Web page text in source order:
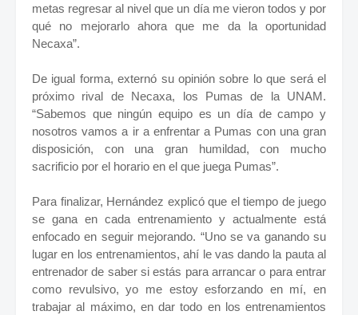
metas regresar al nivel que un día me vieron todos y por
qué no mejorarlo ahora que me da la oportunidad
Necaxa”.
De igual forma, externó su opinión sobre lo que será el
próximo rival de Necaxa, los Pumas de la UNAM.
“Sabemos que ningún equipo es un día de campo y
nosotros vamos a ir a enfrentar a Pumas con una gran
disposición, con una gran humildad, con mucho
sacrificio por el horario en el que juega Pumas”.
Para finalizar, Hernández explicó que el tiempo de juego
se gana en cada entrenamiento y actualmente está
enfocado en seguir mejorando. “Uno se va ganando su
lugar en los entrenamientos, ahí le vas dando la pauta al
entrenador de saber si estás para arrancar o para entrar
como revulsivo, yo me estoy esforzando en mí, en
trabajar al máximo, en dar todo en los entrenamientos